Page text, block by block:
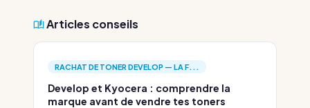
Articles conseils
RACHAT DE TONER DEVELOP — LA F...
Develop et Kyocera : comprendre la
marque avant de vendre tes toners